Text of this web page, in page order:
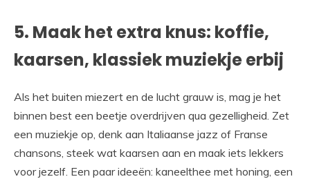
5. Maak het extra knus: koffie,
kaarsen, klassiek muziekje erbij
Als het buiten miezert en de lucht grauw is, mag je het
binnen best een beetje overdrijven qua gezelligheid. Zet
een muziekje op, denk aan Italiaanse jazz of Franse
chansons, steek wat kaarsen aan en maak iets lekkers
voor jezelf. Een paar ideeën: kaneelthee met honing, een